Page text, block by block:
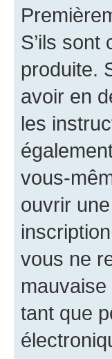
S’ils
produite.
avoir en
les
vous-
ouvrir
vous ne
tant que